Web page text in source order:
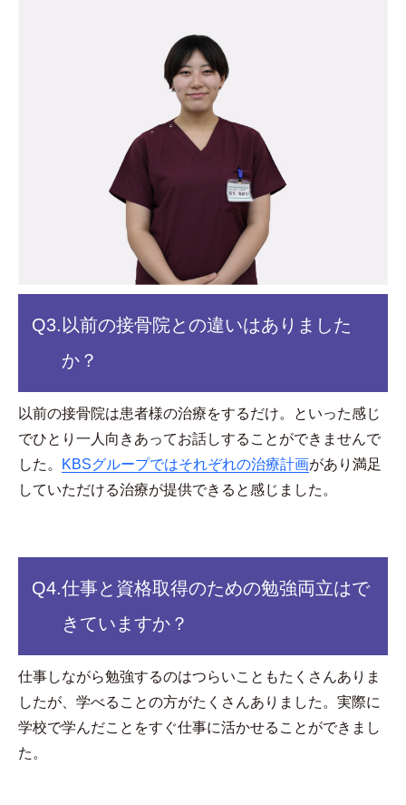
Q3. 以前の接骨院との違いはありました
か？
以前の接骨院は患者様の治療をするだけ。といった感じ
でひとり一人向きあってお話しすることができませんで
した。
KBSグループではそれぞれの治療計画があり満足
していただける治療が提供できると感じました。
Q4.仕事と資格取得のための勉強両立はで
きていますか？
仕事しながら勉強するのはつらいこともたくさんありま
したが、学べることの方がたくさんありました。実際に
学校で学んだことをすぐ仕事に活かせることができまし
た。